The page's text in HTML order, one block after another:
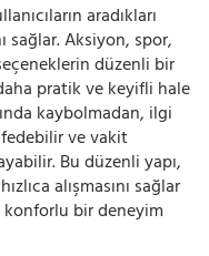
aradıkları
sağlar. Aksiyon, spor,
düzenli bir
pratik ve keyifli hale
kaybolmadan, ilgi
ve vakit
Bu düzenli yapı,
alışmasını sağlar
konforlu bir deneyim